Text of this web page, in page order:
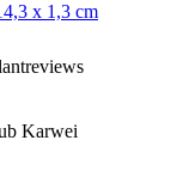
x 1,3 cm
Karwei